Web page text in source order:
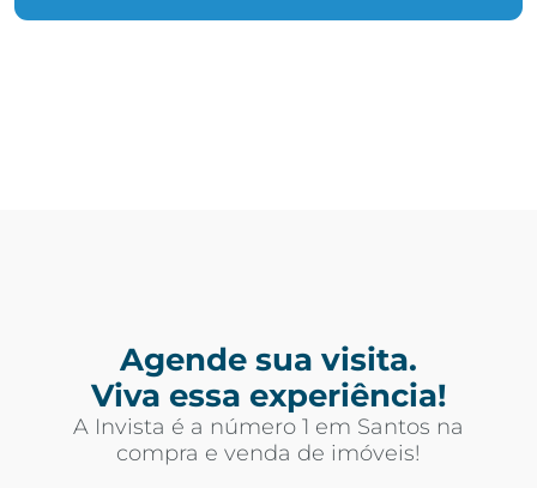
Agende sua visita.
Viva essa experiência!
A Invista é a número 1 em Santos na
compra e venda de imóveis!